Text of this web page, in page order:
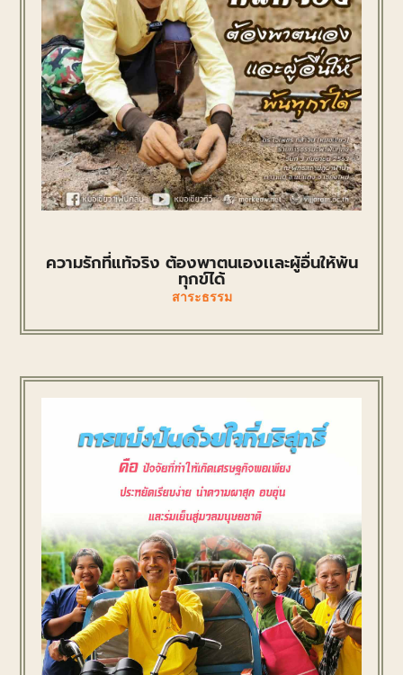
ความรักที่แท้จริง ต้องพาตนเองเเละผู้อื่นให้พ้น
ทุกข์ได้
สาระธรรม